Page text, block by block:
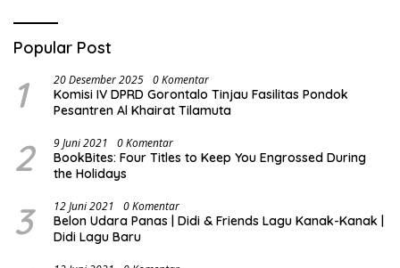
Popular Post
1 20 Desember 2025 0 Komentar
Komisi IV DPRD Gorontalo Tinjau Fasilitas Pondok
Pesantren Al Khairat Tilamuta
2 9 Juni 2021 0 Komentar
BookBites: Four Titles to Keep You Engrossed During
the Holidays
3 12 Juni 2021 0 Komentar
Belon Udara Panas | Didi & Friends Lagu Kanak-Kanak |
Didi Lagu Baru